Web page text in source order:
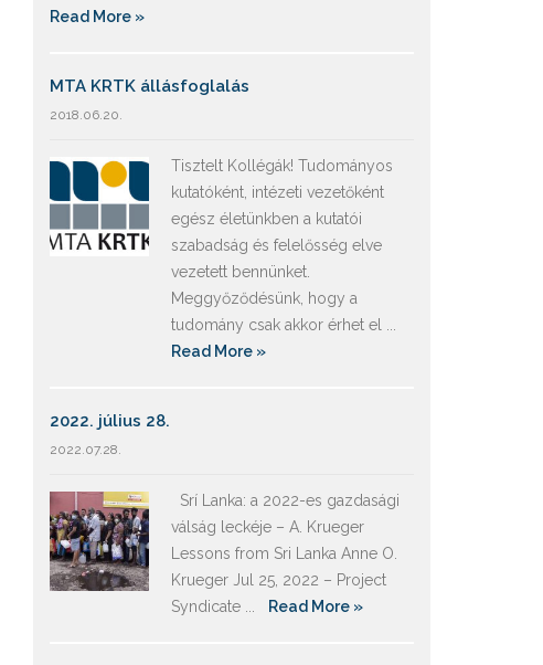
Read More »
MTA KRTK állásfoglalás
2018.06.20.
Tisztelt Kollégák! Tudományos
kutatóként, intézeti vezetőként
egész életünkben a kutatói
szabadság és felelősség elve
vezetett bennünket.
Meggyőződésünk, hogy a
tudomány csak akkor érhet el ...
Read More »
2022. július 28.
2022.07.28.
Srí Lanka: a 2022-es gazdasági
válság leckéje – A. Krueger
Lessons from Sri Lanka Anne O.
Krueger Jul 25, 2022 – Project
Syndicate ...
Read More »